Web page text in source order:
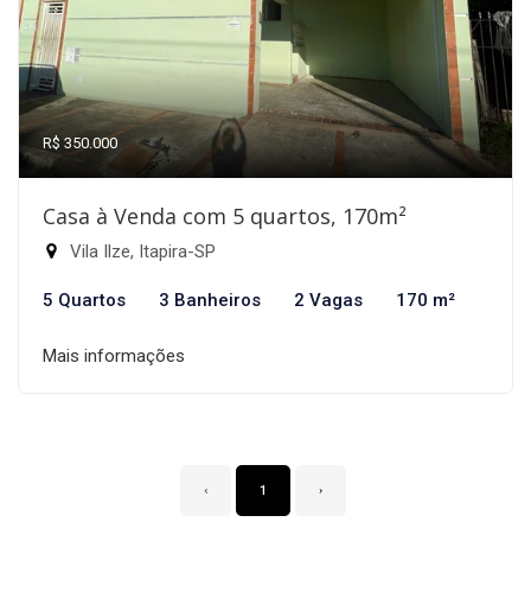
R$ 350.000
Casa à Venda com 5 quartos, 170m²
Vila Ilze, Itapira-SP
5 Quartos 3 Banheiros 2 Vagas 170 m²
Mais informações
‹ 1 ›